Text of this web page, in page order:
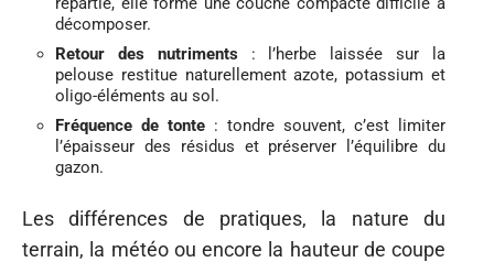
décomposer.
Retour des nutriments : l’herbe laissée sur la
pelouse restitue naturellement azote, potassium et
oligo-éléments au sol.
Fréquence de tonte : tondre souvent, c’est limiter
l’épaisseur des résidus et préserver l’équilibre du
gazon.
Les différences de pratiques, la nature du
terrain, la météo ou encore la hauteur de coupe